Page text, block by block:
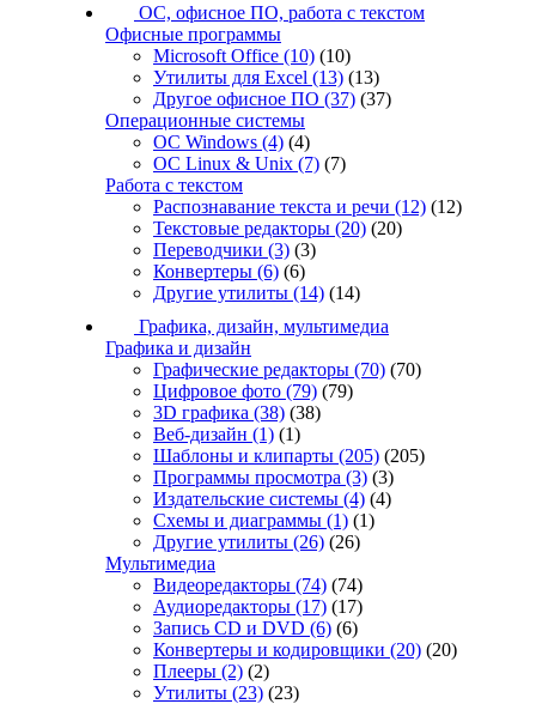
ОС, офисное ПО, работа с текстом
Офисные программы
Microsoft Office (10) (10)
Утилиты для Excel (13) (13)
Другое офисное ПО (37) (37)
Операционные системы
ОС Windows (4) (4)
ОС Linux & Unix (7) (7)
Работа с текстом
Распознавание текста и речи (12) (12)
Текстовые редакторы (20) (20)
Переводчики (3) (3)
Конвертеры (6) (6)
Другие утилиты (14) (14)
Графика, дизайн, мультимедиа
Графика и дизайн
Графические редакторы (70) (70)
Цифровое фото (79) (79)
3D графика (38) (38)
Веб-дизайн (1) (1)
Шаблоны и клипарты (205) (205)
Программы просмотра (3) (3)
Издательские системы (4) (4)
Схемы и диаграммы (1) (1)
Другие утилиты (26) (26)
Мультимедиа
Видеоредакторы (74) (74)
Аудиоредакторы (17) (17)
Запись CD и DVD (6) (6)
Конвертеры и кодировщики (20) (20)
Плееры (2) (2)
Утилиты (23) (23)